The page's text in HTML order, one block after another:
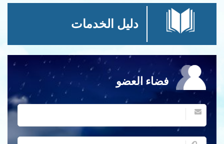
دليل الخدمات
فضاء العضو